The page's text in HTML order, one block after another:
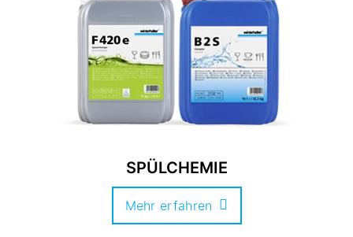
SPÜLCHEMIE
Mehr erfahren